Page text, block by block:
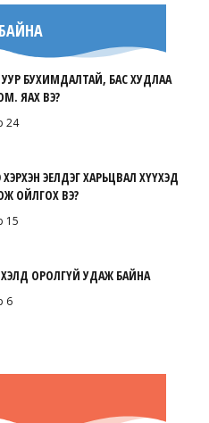
БУХИМДАЛТАЙ, БАС ХУДЛАА
ЯАХ ВЭ?
24
ЭЕЛДЭГ ХАРЬЦВАЛ ХҮҮХЭД
ОЙЛГОХ ВЭ?
15
ОРОЛГҮЙ УДАЖ БАЙНА
6